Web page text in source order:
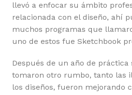
llevó a enfocar su ámbito
relacionada con el diseño, ahí
muchos programas que
uno de estos fue Sketchbook
Después de un año de práctica
tomaron otro rumbo, tanto las
los diseños, fueron mejorando